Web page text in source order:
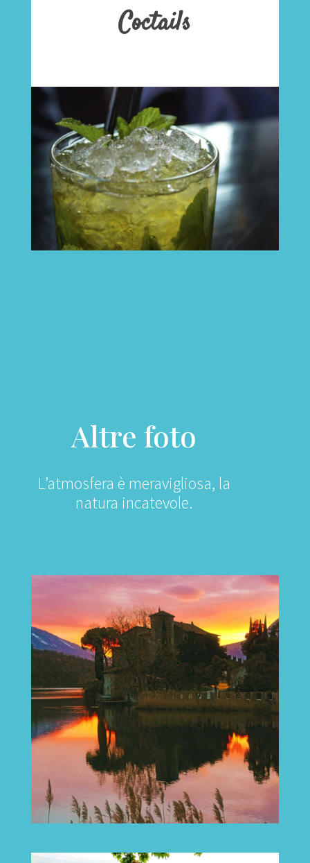
Coctails
Altre foto
L’atmosfera è meravigliosa, la
natura incatevole.